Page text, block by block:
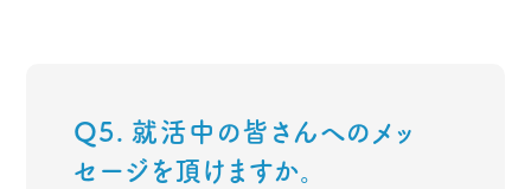
Q5. 就活中の皆さんへのメッ
セージを頂けますか。